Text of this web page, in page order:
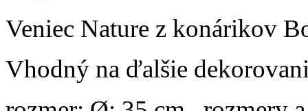
Veniec Nature z konárikov
Vhodný na ďalšie